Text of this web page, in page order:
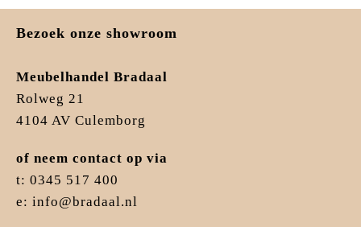
Bezoek onze showroom
Meubelhandel Bradaal
Rolweg 21
4104 AV Culemborg
of neem contact op via
t: 0345 517 400
e: info@bradaal.nl